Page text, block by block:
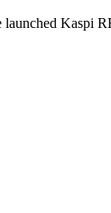
launched Kaspi